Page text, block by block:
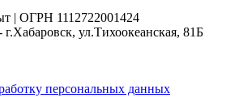
| ОГРН 1112722001424
ул.Тихоокеанская, 81Б
персональных данных